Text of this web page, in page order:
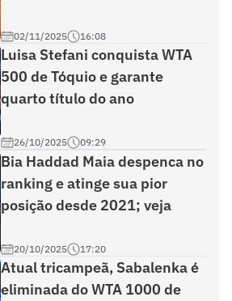
02/11/2025 16:08
Luisa Stefani conquista WTA
500 de Tóquio e garante
quarto título do ano
26/10/2025 09:29
Bia Haddad Maia despenca no
ranking e atinge sua pior
posição desde 2021; veja
20/10/2025 17:20
Atual tricampeã, Sabalenka é
eliminada do WTA 1000 de